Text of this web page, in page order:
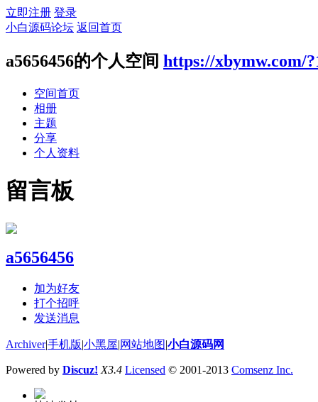
立即注册 登录
小白源码论坛 返回首页
a5656456的个人空间 https://xbymw.com/
空间首页
相册
主题
分享
个人资料
留言板
a5656456
加为好友
打个招呼
发送消息
Archiver|手机版|小黑屋|网站地图|小白源码网
Powered by Discuz! X3.4 Licensed © 2001-2013 Comsenz Inc.